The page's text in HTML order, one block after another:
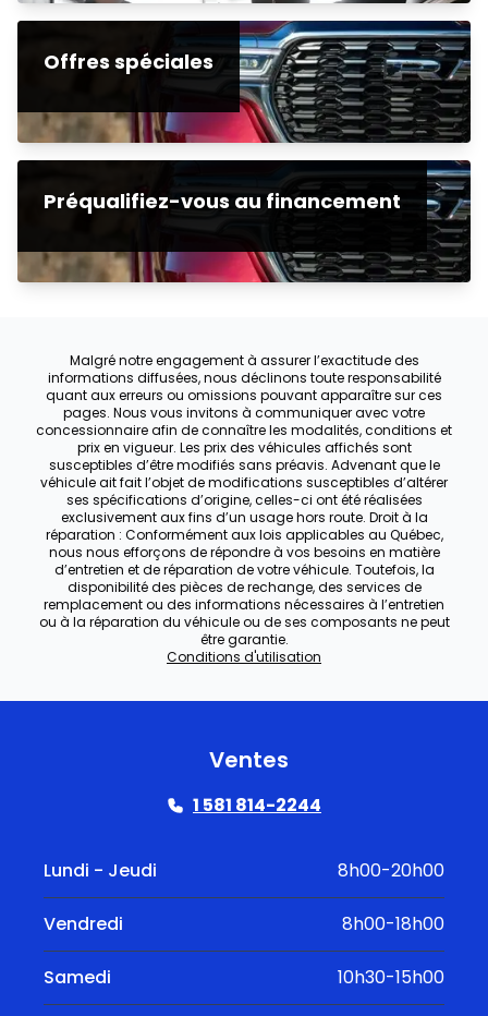
Offres spéciales
Préqualifiez-vous au financement
Malgré notre engagement à assurer l’exactitude des
informations diffusées, nous déclinons toute responsabilité
quant aux erreurs ou omissions pouvant apparaître sur ces
pages. Nous vous invitons à communiquer avec votre
concessionnaire afin de connaître les modalités, conditions et
prix en vigueur. Les prix des véhicules affichés sont
susceptibles d’être modifiés sans préavis. Advenant que le
véhicule ait fait l’objet de modifications susceptibles d’altérer
ses spécifications d’origine, celles-ci ont été réalisées
exclusivement aux fins d’un usage hors route. Droit à la
réparation : Conformément aux lois applicables au Québec,
nous nous efforçons de répondre à vos besoins en matière
d’entretien et de réparation de votre véhicule. Toutefois, la
disponibilité des pièces de rechange, des services de
remplacement ou des informations nécessaires à l’entretien
ou à la réparation du véhicule ou de ses composants ne peut
être garantie.
Conditions d'utilisation
Ventes
1 581 814-2244
Lundi - Jeudi 8h00-20h00
Vendredi 8h00-18h00
Samedi 10h30-15h00